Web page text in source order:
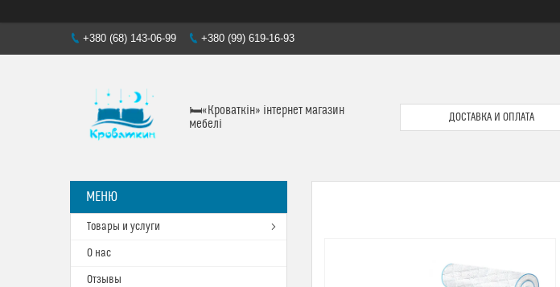
+380 (68) 143-06-99 +380 (99) 619-16-93
🛏«Кроваткiн» iнтернет магазин
мебелi
ДОСТАВКА И ОПЛАТА
Товары и услуги
О нас
Отзывы